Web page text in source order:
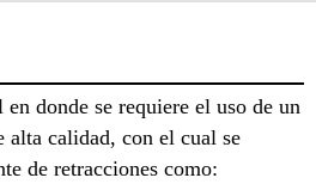
en donde se requiere el uso de un
alta calidad, con el cual se
de retracciones como: